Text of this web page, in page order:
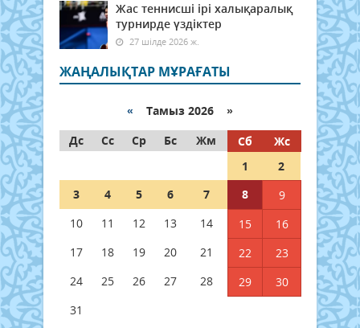
Жас теннисші ірі халықаралық
турнирде үздіктер
27 шілде 2026 ж.
ЖАҢАЛЫҚТАР МҰРАҒАТЫ
« Тамыз 2026 »
Дс
Сс Ср Бс Жм Сб
Жс
1
2
3
4 5 6 7 8
9
10
11 12 13 14 15
16
17
18 19 20 21 22
23
24
25 26 27 28 29
30
31